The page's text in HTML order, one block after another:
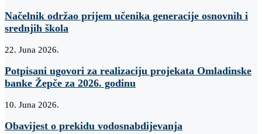
Načelnik održao prijem učenika generacije osnovnih i
srednjih škola
22. Juna 2026.
Potpisani ugovori za realizaciju projekata Omladinske
banke Žepče za 2026. godinu
10. Juna 2026.
Obavijest o prekidu vodosnabdijevanja